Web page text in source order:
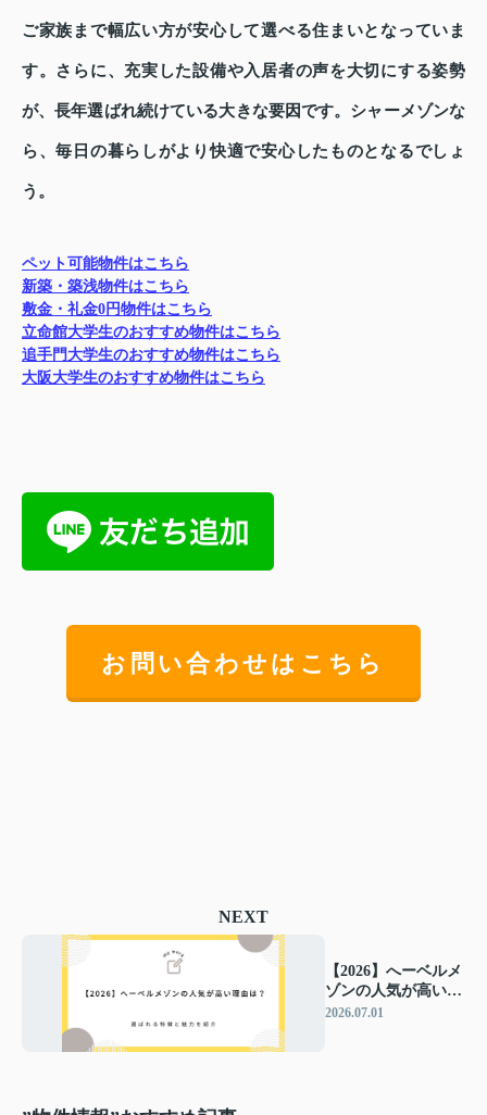
ご家族まで幅広い方が安心して選べる住まいとなっていま
す。さらに、充実した設備や入居者の声を大切にする姿勢
が、長年選ばれ続けている大きな要因です。シャーメゾンな
ら、毎日の暮らしがより快適で安心したものとなるでしょ
う。
ペット可能物件はこちら
新築・築浅物件はこちら
敷金・礼金0円物件はこちら
立命館大学生のおすすめ物件はこちら
追手門大学生のおすすめ物件はこちら
大阪大学生のおすすめ物件はこちら
お問い合わせはこちら
NEXT
【2026】へーベルメ
ゾンの人気が高い理
由は？選ばれる特徴
2026.07.01